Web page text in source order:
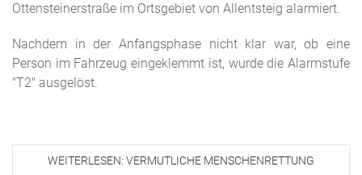
Ottensteinerstraße im Ortsgebiet von Allentsteig alarmiert.
Nachdem in der Anfangsphase nicht klar war, ob eine
Person im Fahrzeug eingeklemmt ist, wurde die Alarmstufe
"T2" ausgelöst.
WEITERLESEN: VERMUTLICHE MENSCHENRETTUNG